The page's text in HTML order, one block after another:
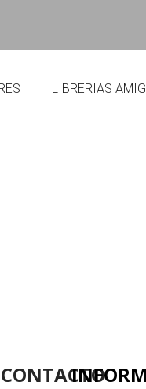
LIBRERIAS
CONTACTO